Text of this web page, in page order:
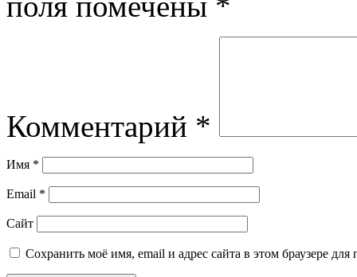
Комментарий *
Имя *
Email *
Сайт
Сохранить моё имя, email и адрес сайта в этом браузере